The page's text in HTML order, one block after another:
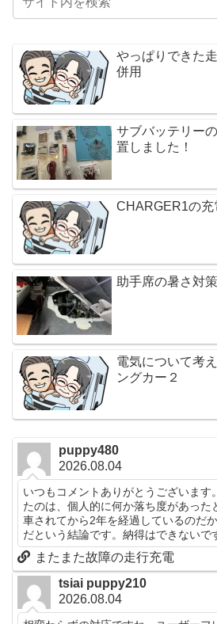
やっぱりできた
併用
サブバッテリー
置しました！
CHARGER1の
助手席の暑さ対策
電気について考
ングカー２
puppy480
2026.08.04
いつもコメントありがとうございます
たのは、個人的に何か落ち度があった
車されてから2年を経過しているのだ
だという結論です。納得はできないで
またまた故障の走行充電
tsiai puppy210
2026.08.04